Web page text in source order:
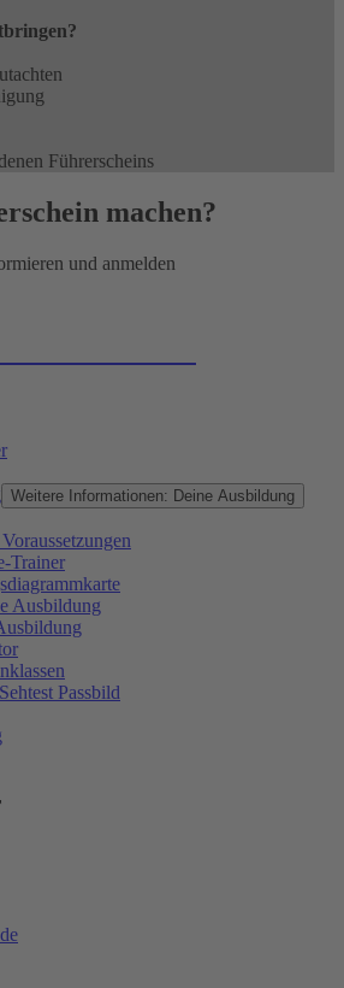
Führerscheins
machen?
und anmelden
Weitere Informationen: Deine Ausbildung
Trainer
Ausbildung
Passbild